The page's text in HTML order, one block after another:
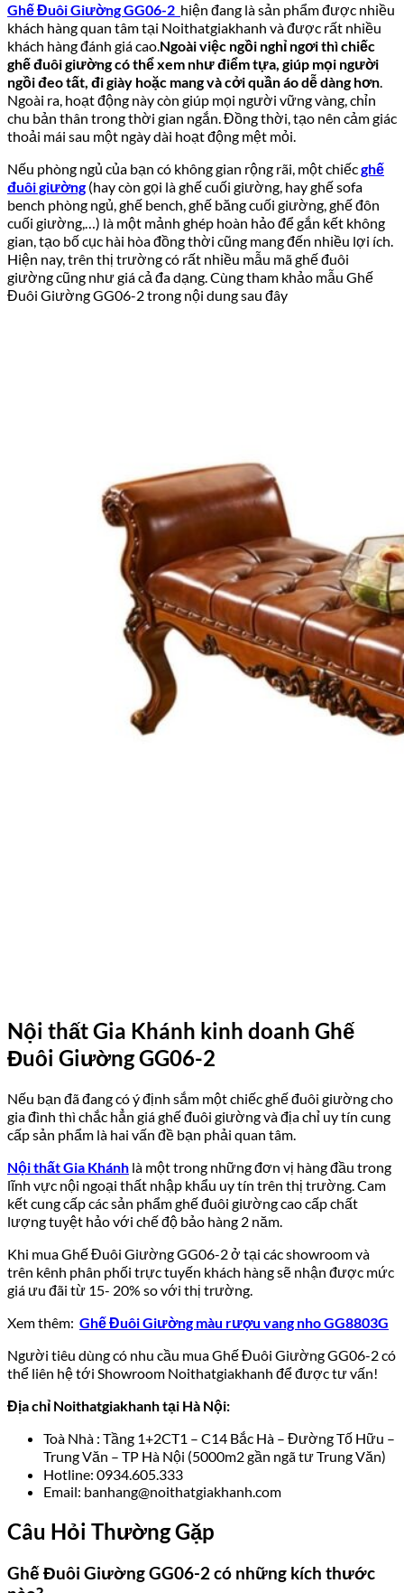
Ghế Đuôi Giường GG06-2 hiện đang là sản phẩm được nhiều
khách hàng quan tâm tại Noithatgiakhanh và được rất nhiều
khách hàng đánh giá cao.Ngoài việc ngồi nghỉ ngơi thì chiếc
ghế đuôi giường có thể xem như điểm tựa, giúp mọi người
ngồi đeo tất, đi giày hoặc mang và cởi quần áo dễ dàng hơn.
Ngoài ra, hoạt động này còn giúp mọi người vững vàng, chỉn
chu bản thân trong thời gian ngắn. Đồng thời, tạo nên cảm giác
thoải mái sau một ngày dài hoạt động mệt mỏi.
Nếu phòng ngủ của bạn có không gian rộng rãi, một chiếcghế
đuôi giường(hay còn gọi là ghế cuối giường, hay ghế sofa
bench phòng ngủ, ghế bench, ghế băng cuối giường, ghế đôn
cuối giường,…) là một mảnh ghép hoàn hảo để gắn kết không
gian, tạo bố cục hài hòa đồng thời cũng mang đến nhiều lợi ích.
Hiện nay, trên thị trường có rất nhiều mẫu mã ghế đuôi
giường cũng như giá cả đa dạng. Cùng tham khảo mẫu Ghế
Đuôi Giường GG06-2 trong nội dung sau đây
Nội thất Gia Khánh kinh doanh Ghế
Đuôi Giường GG06-2
Nếu bạn đã đang có ý định sắm một chiếc ghế đuôi giường cho
gia đình thì chắc hẳn giá ghế đuôi giường và địa chỉ uy tín cung
cấp sản phẩm là hai vấn đề bạn phải quan tâm.
Nội thất Gia Khánh là một trong những đơn vị hàng đầu trong
lĩnh vực nội ngoại thất nhập khẩu uy tín trên thị trường. Cam
kết cung cấp các sản phẩm ghế đuôi giường cao cấp chất
lượng tuyệt hảo với chế độ bảo hàng 2 năm.
Khi mua Ghế Đuôi Giường GG06-2 ở tại các showroom và
trên kênh phân phối trực tuyến khách hàng sẽ nhận được mức
giá ưu đãi từ 15- 20% so với thị trường.
Xem thêm: Ghế Đuôi Giường màu rượu vang nho GG8803G
Người tiêu dùng có nhu cầu mua Ghế Đuôi Giường GG06-2 có
thể liên hệ tới Showroom Noithatgiakhanh để được tư vấn!
Địa chỉ Noithatgiakhanh tại Hà Nội:
Toà Nhà : Tầng 1+2CT1 – C14 Bắc Hà – Đường Tố Hữu –
Trung Văn – TP Hà Nội (5000m2 gần ngã tư Trung Văn)
Hotline: 0934.605.333
Email: banhang@noithatgiakhanh.com
Câu Hỏi Thường Gặp
Ghế Đuôi Giường GG06-2 có những kích thước